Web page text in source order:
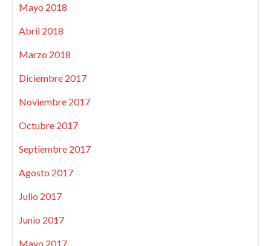
Mayo 2018
Abril 2018
Marzo 2018
Diciembre 2017
Noviembre 2017
Octubre 2017
Septiembre 2017
Agosto 2017
Julio 2017
Junio 2017
Mayo 2017